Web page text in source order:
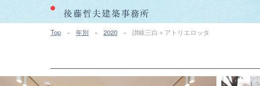
Top 年別 2020 讃岐三白＋アトリエロッタ